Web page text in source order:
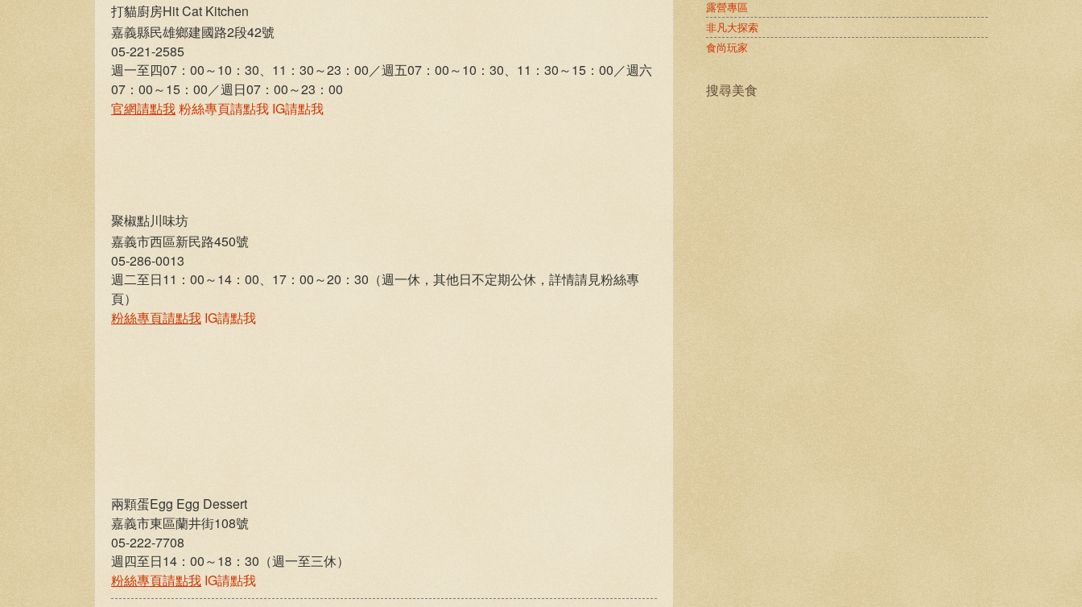
打貓廚房Hit Cat Kitchen
嘉義縣民雄鄉建國路2段42號
05-221-2585
週一至四07：00～10：30、11：30～23：00／週五07：00～10：30、11：30～15：00／週六
07：00～15：00／週日07：00～23：00
官網請點我粉絲專頁請點我 IG請點我
聚椒點川味坊
嘉義市西區新民路450號
05-286-0013
週二至日11：00～14：00、17：00～20：30（週一休，其他日不定期公休，詳情請見粉絲專
頁）
粉絲專頁請點我 IG請點我
兩顆蛋Egg Egg Dessert
嘉義市東區蘭井街108號
05-222-7708
週四至日14：00～18：30（週一至三休）
粉絲專頁請點我 IG請點我
露營專區
非凡大探索
食尚玩家
搜尋美食